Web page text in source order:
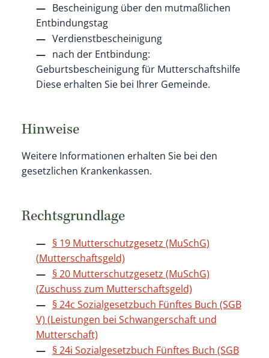
Bescheinigung über den mutmaßlichen
Entbindungstag
Verdienstbescheinigung
nach der Entbindung:
Geburtsbescheinigung für Mutterschaftshilfe
Diese erhalten Sie bei Ihrer Gemeinde.
Hinweise
Weitere Informationen erhalten Sie bei den
gesetzlichen Krankenkassen.
Rechtsgrundlage
§ 19 Mutterschutzgesetz (MuSchG)
(Mutterschaftsgeld)
§ 20 Mutterschutzgesetz (MuSchG)
(Zuschuss zum Mutterschaftsgeld)
§ 24c Sozialgesetzbuch Fünftes Buch (SGB
V) (Leistungen bei Schwangerschaft und
Mutterschaft)
§ 24i Sozialgesetzbuch Fünftes Buch (SGB